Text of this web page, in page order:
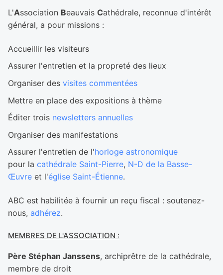
L'Association Beauvais Cathédrale, reconnue d'intérêt
général, a pour missions :
Accueillir les visiteurs
Assurer l'entretien et la propreté des lieux
Organiser des visites commentées
Mettre en place des expositions à thème
Éditer trois newsletters annuelles
Organiser des manifestations
Assurer l'entretien de l'horloge astronomique
pour la cathédrale Saint-Pierre, N-D de la Basse-
Œuvre et l'église Saint-Étienne.
ABC est habilitée à fournir un reçu fiscal : soutenez-
nous, adhérez.
MEMBRES DE L'ASSOCIATION :
Père Stéphan Janssens, archiprêtre de la cathédrale,
membre de droit